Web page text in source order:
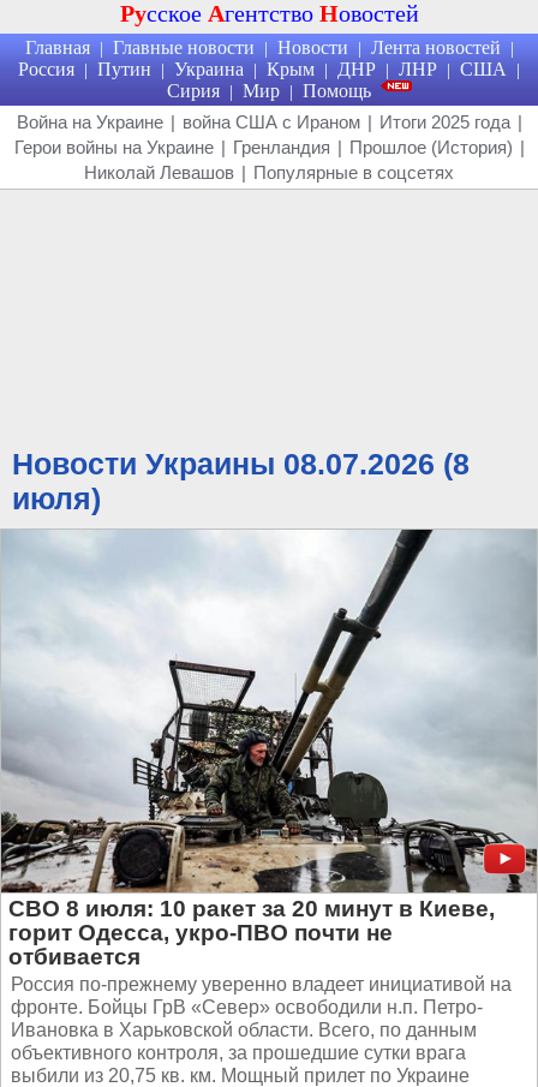
Русское Агентство Новостей
Главная | Главные новости | Новости | Лента новостей |
Россия | Путин | Украина | Крым | ДНР | ЛНР | США |
Сирия | Мир | Помощь
Война на Украине | война США с Ираном | Итоги 2025 года |
Герои войны на Украине | Гренландия | Прошлое (История) |
Николай Левашов | Популярные в соцсетях
Новости Украины 08.07.2026 (8
июля)
СВО 8 июля: 10 ракет за 20 минут в Киеве,
горит Одесса, укро-ПВО почти не
отбивается
Россия по-прежнему уверенно владеет инициативой на
фронте. Бойцы ГрВ «Север» освободили н.п. Петро-
Ивановка в Харьковской области. Всего, по данным
объективного контроля, за прошедшие сутки врага
выбили из 20,75 кв. км. Мощный прилет по Украине